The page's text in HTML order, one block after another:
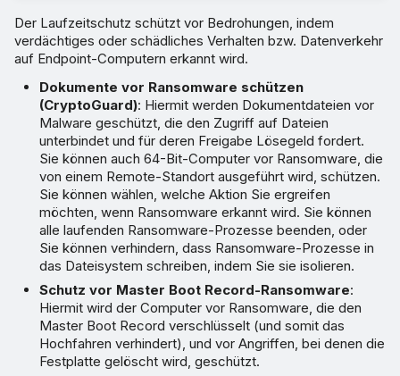
Der Laufzeitschutz schützt vor Bedrohungen, indem
verdächtiges oder schädliches Verhalten bzw. Datenverkehr
auf Endpoint-Computern erkannt wird.
Dokumente vor Ransomware schützen
(CryptoGuard): Hiermit werden Dokumentdateien vor
Malware geschützt, die den Zugriff auf Dateien
unterbindet und für deren Freigabe Lösegeld fordert.
Sie können auch 64-Bit-Computer vor Ransomware, die
von einem Remote-Standort ausgeführt wird, schützen.
Sie können wählen, welche Aktion Sie ergreifen
möchten, wenn Ransomware erkannt wird. Sie können
alle laufenden Ransomware-Prozesse beenden, oder
Sie können verhindern, dass Ransomware-Prozesse in
das Dateisystem schreiben, indem Sie sie isolieren.
Schutz vor Master Boot Record-Ransomware:
Hiermit wird der Computer vor Ransomware, die den
Master Boot Record verschlüsselt (und somit das
Hochfahren verhindert), und vor Angriffen, bei denen die
Festplatte gelöscht wird, geschützt.